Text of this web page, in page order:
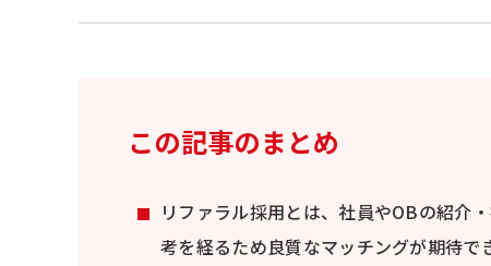
この記事のまとめ
リファラル採用とは、社員やOBの紹介
考を経るため良質なマッチングが期待で